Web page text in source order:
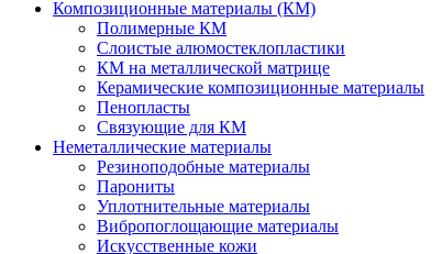
Композиционные материалы (КМ)
Полимерные КМ
Слоистые алюмостеклопластики
КМ на металлической матрице
Керамические композиционные материалы
Пенопласты
Связующие для КМ
Неметаллические материалы
Резиноподобные материалы
Парониты
Уплотнительные материалы
Вибропоглощающие материалы
Искусственные кожи